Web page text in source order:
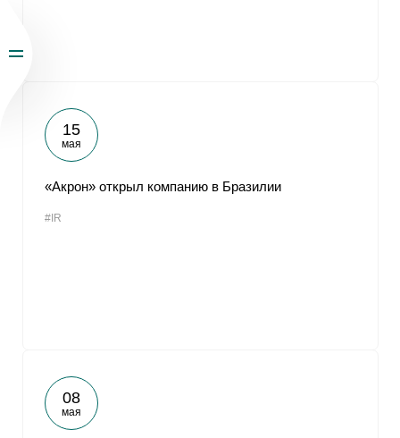
15
мая
«Акрон» открыл компанию в Бразилии
#IR
08
мая